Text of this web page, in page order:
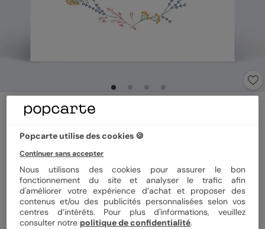
Carte remerciement décès
Couronne Minimaliste
5(1avis)
Format 14x14 cm plié
Papier Papier Satiné
Popcarte utilise des cookies 🍪
Continuer sans accepter
Nous utilisons des cookies pour assurer le bon
fonctionnement du site et analyser le trafic afin
d'améliorer votre expérience d’achat et proposer des
contenus et/ou des publicités personnalisées selon vos
centres d’intérêts. Pour plus d'informations, veuillez
consulter notre politique de confidentialité.